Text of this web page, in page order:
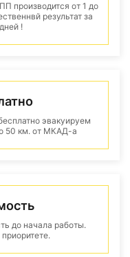
производится от 1 до
результат за
!
эвакуируем
50 км. от МКАД-а
до начала работы.